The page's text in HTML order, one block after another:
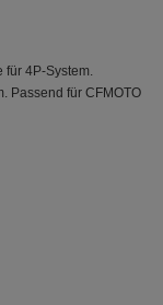
4P-System.
Passend für CFMOTO